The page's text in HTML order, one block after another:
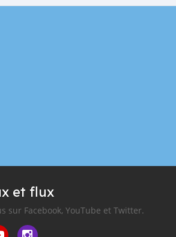
et flux
sur Facebook, YouTube et Twitter.